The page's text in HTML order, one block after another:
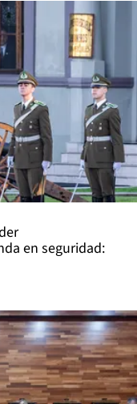
en seguridad: